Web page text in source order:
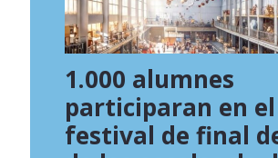
1.000 alumnes
participaran en el
festival de final